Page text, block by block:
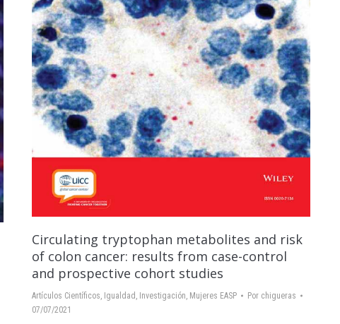
Circulating tryptophan metabolites and risk
of colon cancer: results from case-control
and prospective cohort studies
Artículos Científicos, Igualdad , Investigación, Mujeres EASP Por chigueras
07/07/2021